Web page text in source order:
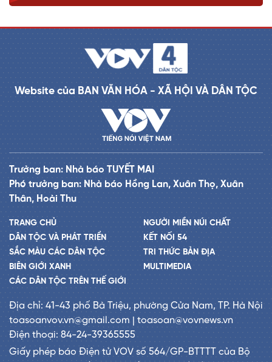
Website của BAN VĂN HÓA - XÃ HỘI VÀ DÂN TỘC
Trưởng ban: Nhà báo TUYẾT MAI
Phó trưởng ban: Nhà báo Hồng Lan, Xuân Thọ, Xuân
Thân, Hoài Thu
TRANG CHỦ
DÂN TỘC VÀ PHÁT TRIỂN
SẮC MÀU CÁC DÂN TỘC
BIÊN GIỚI XANH
CÁC DÂN TỘC TRÊN THẾ GIỚI
NGƯỜI MIỀN NÚI CHẤT
KẾT NỐI 54
TRI THỨC BẢN ĐỊA
MULTIMEDIA
Địa chỉ: 41-43 phố Bà Triệu, phường Cửa Nam, TP. Hà Nội
toasoanvov.vn@gmail.com | toasoan@vovnews.vn
Điện thoại: 84-24-39365555
Giấy phép báo Điện tử VOV số 564/GP-BTTTT của Bộ